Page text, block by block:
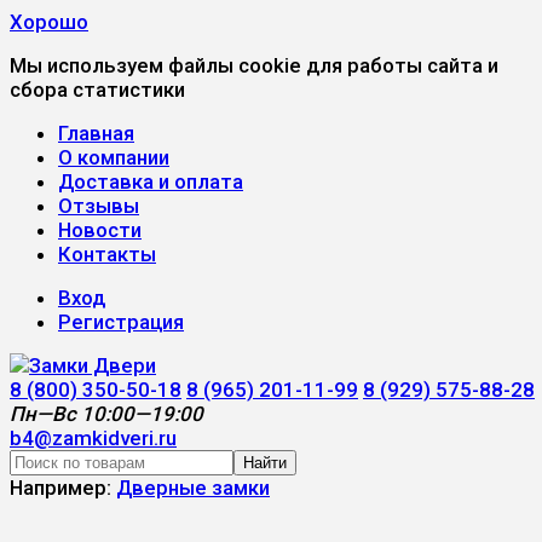
Хорошо
Мы используем файлы cookie для работы сайта и
сбора статистики
Главная
О компании
Доставка и оплата
Отзывы
Новости
Контакты
Вход
Регистрация
8 (800) 350-50-18 8 (965) 201-11-99 8 (929) 575-88-28
Пн—Вс 10:00—19:00
b4@zamkidveri.ru
Найти
Например: Дверные замки